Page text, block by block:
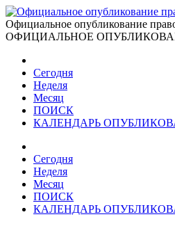
Официальное опубликование
ОФИЦИАЛЬНОЕ
Сегодня
Неделя
Месяц
ПОИСК
КАЛЕНДАРЬ
Сегодня
Неделя
Месяц
ПОИСК
КАЛЕНДАРЬ